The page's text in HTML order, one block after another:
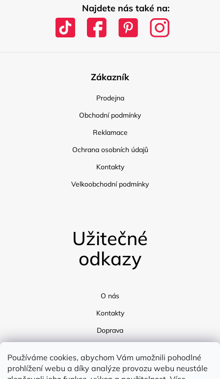
Používáme cookies, abychom Vám umožnili pohodlné
prohlížení webu a díky analýze provozu webu neustále
Najdete nás také na:
Zákazník
Prodejna
Obchodní podmínky
Reklamace
Ochrana osobních údajů
Kontakty
Velkoobchodní podmínky
Užitečné
odkazy
O nás
Kontakty
Doprava